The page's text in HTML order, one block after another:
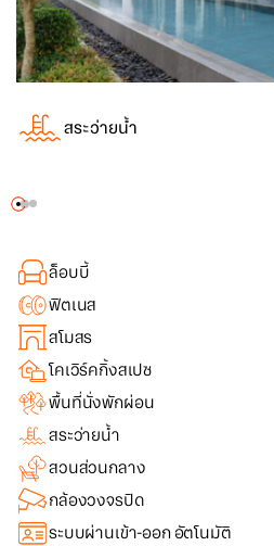
สระว่ายน้ำ
ล็อบบี้
ฟิตเนส
สโมสร
โคเวิร์คกิ้งสเปซ
พื้นที่นั่งพักผ่อน
สระว่ายน้ำ
สวนส่วนกลาง
กล้องวงจรปิด
ระบบผ่านเข้า-ออก อัตโนมัติ